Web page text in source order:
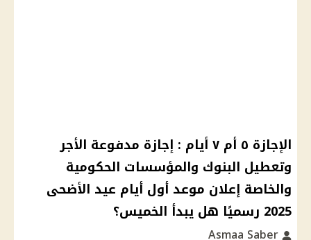
الإجازة ٥ أم ٧ أيام : إجازة مدفوعة الأجر
وتعطيل البنوك والمؤسسات الحكومية
والخاصة إعلان موعد أول أيام عيد الأضحى
2025 رسميًا هل يبدأ الخميس؟